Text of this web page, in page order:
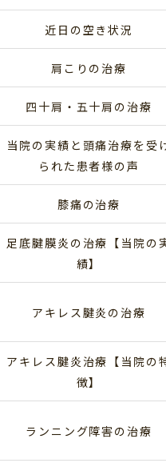
近日の空き状況
肩こりの治療
四十肩・五十肩の治療
当院の実績と頭痛治療を受
られた患者様の声
膝痛の治療
足底腱膜炎の治療【当院の
績】
アキレス腱炎の治療
アキレス腱炎治療【当院の
徴】
ランニング障害の治療